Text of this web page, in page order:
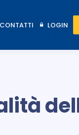
CONTATTI LOGIN
CONTATTI LOGIN